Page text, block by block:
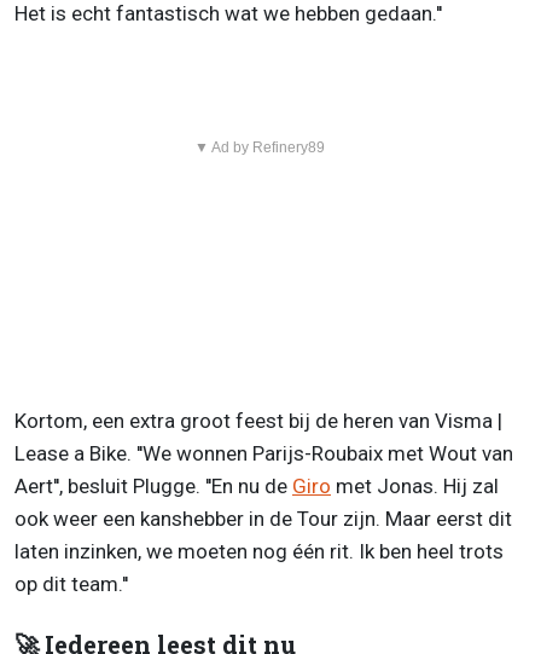
Het is echt fantastisch wat we hebben gedaan.''
▼ Ad by Refinery89
Kortom, een extra groot feest bij de heren van Visma |
Lease a Bike. ''We wonnen Parijs-Roubaix met Wout van
Aert'', besluit Plugge. ''En nu de Giro met Jonas. Hij zal
ook weer een kanshebber in de Tour zijn. Maar eerst dit
laten inzinken, we moeten nog één rit. Ik ben heel trots
op dit team.''
🚀 Iedereen leest dit nu